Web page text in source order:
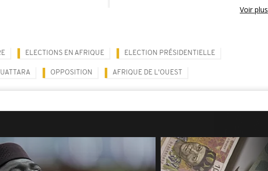
Voir plus
ELECTIONS EN AFRIQUE ELECTION PRÉSIDENTIELLE
OPPOSITION AFRIQUE DE L'OUEST